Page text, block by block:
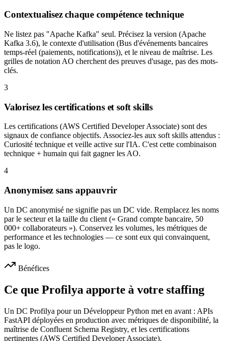
Contextualisez chaque compétence technique
Ne listez pas "Apache Kafka" seul. Précisez la version (Apache
Kafka 3.6), le contexte d'utilisation (Bus d'événements bancaires
temps-réel (paiements, notifications)), et le niveau de maîtrise. Les
grilles de notation AO cherchent des preuves d'usage, pas des mots-
clés.
3
Valorisez les certifications et soft skills
Les certifications (AWS Certified Developer Associate) sont des
signaux de confiance objectifs. Associez-les aux soft skills attendus :
Curiosité technique et veille active sur l'IA. C'est cette combinaison
technique + humain qui fait gagner les AO.
4
Anonymisez sans appauvrir
Un DC anonymisé ne signifie pas un DC vide. Remplacez les noms
par le secteur et la taille du client (« Grand compte bancaire, 50
000+ collaborateurs »). Conservez les volumes, les métriques de
performance et les technologies — ce sont eux qui convainquent,
pas le logo.
Bénéfices
Ce que Profilya apporte à votre staffing
Un DC Profilya pour un Développeur Python met en avant : APIs
FastAPI déployées en production avec métriques de disponibilité, la
maîtrise de Confluent Schema Registry, et les certifications
pertinentes (AWS Certified Developer Associate).